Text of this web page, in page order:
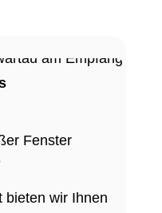
Fenster
bieten wir Ihnen